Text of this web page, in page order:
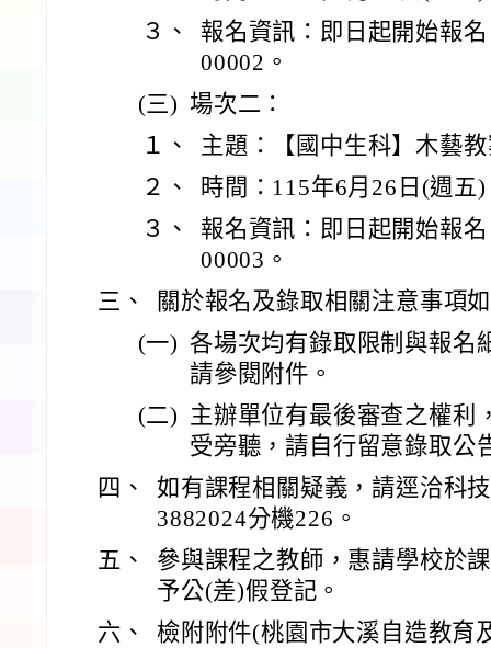
３、
報名資訊：即日起開始報
00002。
(三) 場次二：
１、
主題：【國中生科】木藝
２、
時間：115年6月26日(週五
３、
報名資訊：即日起開始報
00003。
三、
關於報名及錄取相關注意事項
(一) 各場次均有錄取限制與報名
請參閱附件。
(二) 主辦單位有最後審查之權利
受旁聽，請自行留意錄取公
四、
如有課程相關疑義，請逕洽科
3882024分機226。
五、
參與課程之教師，惠請學校於
予公(差)假登記。
六、
檢附附件(桃園市大溪自造教育